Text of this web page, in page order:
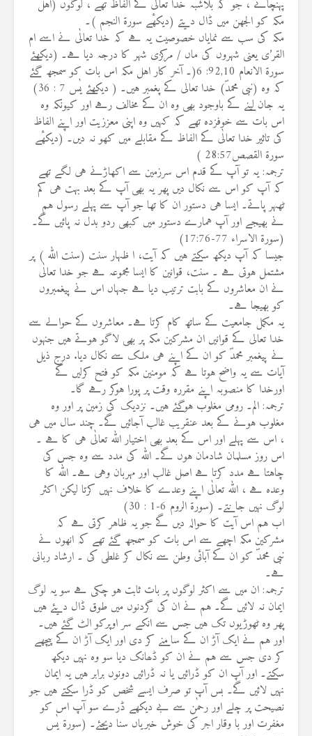
پہنچاتے ، جو کہ بلاشبہ خدا تعالیٰ کے الفاظ تھے ، لوگوں (اہل
مکہ کو الجھن میں ڈال دیتے (دیکھٔے سورة النجم )۔
مکہ کی سب سے نمایاں خصوصیت یہ ہے کہ خدا تعالٰی نے اسے ام
القر’ی یعنی شہروں کی ماں / مرکزی شہر کا درجہ دیا ہے۔ (دیکھئے
سورۃ الانعام 92,10: 6(۔ آخر کار اہل مکہ اس بات کو سمجھ گئے
کہ وہ (نبی محمدؐ) خدا تعالی کے پغمبر ہیں۔ ( دیکھئے یٰس 7 : 36)
یہ جان لینے کے باوجود بھی وہ ان کے مخالف رہے اور کیونکہ وہ
اس بات سے خوفزدہ تھے کہ کہیں وہ اپنی معززیت اور اپنے الفاظ
کی تاثیر خدا تعالٰی کے الفاظ کے مقابلے میں کھو نہ دیں۔ (دیکھٔے
سورۃ القصص28:57 )
ترجمہ: یہ تو آپ کے قدم اس سرزمین سے اکھاڑنے ہی لگے تھے
کہ آپ کو اس سے نکال دیں پھر یہ بھی آپ کے بعد بہت ہی کم
ٹھہر پاتے۔ ایسا ہی دستور ان کا تھا جو آپ سے پہلے رسول ہم
نے بھیجے اور آپ ہمارے دستور میں کبھی ردو بدل نہ پائیں گے۔
(سورۃ الاسراء 77-17:76)
جیسا کہ آپ دیکھ سکتے ہیں کہ آیت، ا ظہار سنت (سنت الله ) پر
مشتمل ہوتی ہے ۔ سنت، قوانین کا ایسا مجموعہ ہے جو خدا تعالٰی
نے ان معاشروں کے بابت ترتیب دیا ہے جہاں اس نے پیغمبروں
کو بھیجا ہے۔
یہ مکمل جامعیت کے ساتھ کام کرتا ہے۔ معاشروں کے حوالے سے
خدا تعالی کے قوانیں ان مشرکین مکہ پر بھی لاگو ہوتے ہیں جنہوں
نے پیغمبر محمدؐ کو ان کے اپنے ہی ملک سے نکال دیا. درج ذیل
آیات سے یہ واضح ہوتا ہے کہ مومنين مکہ کو فتح کرلیں گے
اورخدا کا منصوبہ اپنے مقررہ وقت پر پورا ہوکر رہے گا۔
ترجمہ: الم۔ رومی مغلوب ہوگئے ہیں۔ نزدیک کی زمین پر اور وہ
مغلوب ہونے کے بعد عنقریب غالب آجائیں گے۔ چند سال میں ہی
، اس سے پہلے اور اس کے بعد بھی اختیار اللہ تعالٰی ہی کا ہے ۔
اس روز مسلمان شادمان ہوں گے۔ اللہ کی مدد سے وہ جس کی
چاہتا ہے مدد کرتا ہے اصل غالب اور مہربان وہی ہے۔ اللہ کا
وعدہ ہے ، اللہ تعالٰی اپنے وعدے کا خلاف نہیں کرتا لیکن اکثر
لوگ نہیں جانتے۔ (سورة الروم 6-1 : 30)
اب ہم اس آیت کا حوالہ دیں گے جو یہ ظاہر کرتی ہے کہ
مشرکین مکہ اچھے سے اس بات کو سمجھ گئے تھے کہ انھوں نے
نبی محمدؐ کو ان کے آبائی وطن سے نکال کر غلطی کی ۔ ارشاد ربانی
ہے۔
ترجمہ: ان میں سے اکثر لوگوں پر بات ثابت ہو چکی ہے سو یہ لوگ
ایمان نہ لائیں گے۔ ہم نے ان کی گردنوں میں طوق ڈال دیئے ہیں
پھر وہ ٹھوڑیوں تک ہیں جس سے انکے سر اوپرکو الٹ گئے ہیں۔
اور ہم نے ایک آڑ ان کے سامنے کر دی اور ایک آڑ ان کے پیچھے
کر دی جس سے ہم نے ان کو ڈھانک دیا سو وہ نہیں دیکھ
سکتے۔ اور آپ ان کو ڈرائیں یا نہ ڈرائیں دونوں برابر ہیں یہ ایمان
نہیں لائیں گے۔ بس آپ تو صرف ایسے شخص کو ڈرا سکتے ہیں جو
نصیحت پر چلے اور رحمٰن سے بے دیکھے ڈرے سو آپ اس کو
مغفرت اور با وقار اجر کی خوش خبریاں سنا دیجئے۔ (سورۃ یٰس